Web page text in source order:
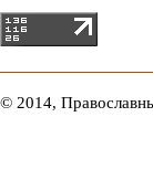
© 2014,